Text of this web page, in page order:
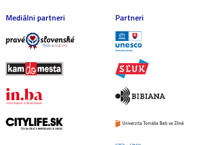
Mediálni partneri Partneri